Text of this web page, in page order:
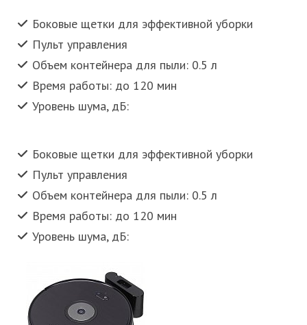
Боковые щетки для эффективной уборки
Пульт управления
Объем контейнера для пыли: 0.5 л
Время работы: до 120 мин
Уровень шума, дБ:
Боковые щетки для эффективной уборки
Пульт управления
Объем контейнера для пыли: 0.5 л
Время работы: до 120 мин
Уровень шума, дБ: